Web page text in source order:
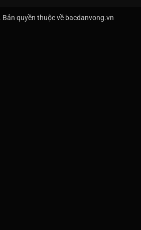
quyền thuộc về bacdanvong.vn